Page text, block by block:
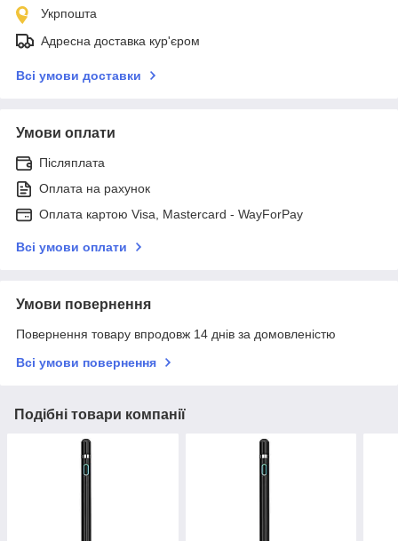
Укрпошта
Адресна доставка кур'єром
Всі умови доставки
Умови оплати
Післяплата
Оплата на рахунок
Оплата картою Visa, Mastercard - WayForPay
Всі умови оплати
Умови повернення
Повернення товару впродовж 14 днів за домовленістю
Всі умови повернення
Подібні товари компанії